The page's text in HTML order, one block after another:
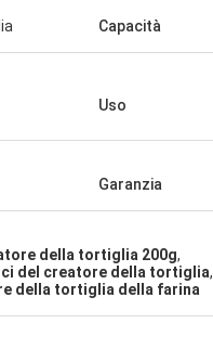
Capacità
Uso
Garanzia
della tortiglia 200g,
del creatore della tortiglia,
della tortiglia della farina